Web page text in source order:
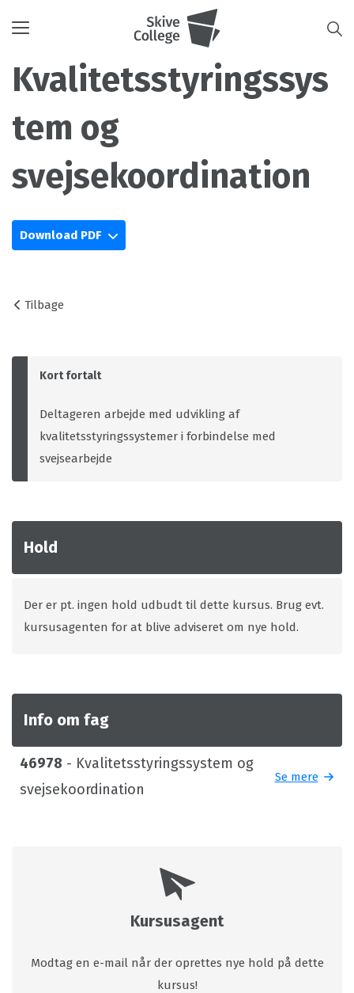
Toggle
Kvalitetsstyringssys
tem og
svejsekoordination
Download PDF
Tilbage
Kort fortalt
Deltageren arbejde med udvikling af
kvalitetsstyringssystemer i forbindelse med
svejsearbejde
Hold
Der er pt. ingen hold udbudt til dette kursus. Brug evt.
kursusagenten for at blive adviseret om nye hold.
Info om fag
46978 - Kvalitetsstyringssystem og
svejsekoordination
Se mere
Kursusagent
Modtag en e-mail når der oprettes nye hold på dette
kursus!